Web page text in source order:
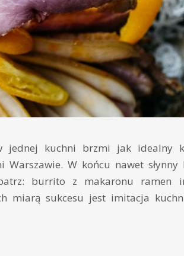
jednej kuchni brzmi jak idealny
W końcu nawet
burrito z makaronu ramen
miarą sukcesu jest imitacja